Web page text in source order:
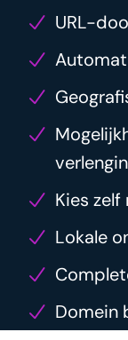
URL-
Kies zelf
Lokale
Domein